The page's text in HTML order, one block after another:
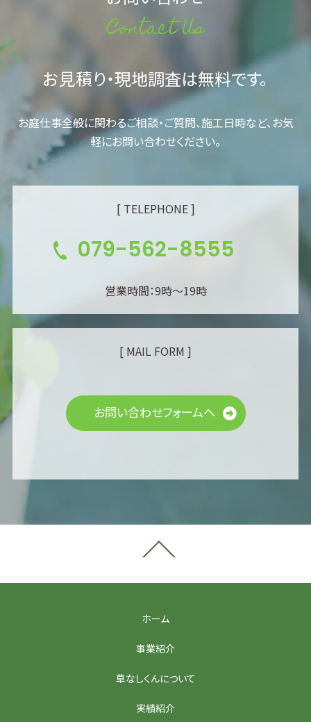
Contact Us
お見積り・現地調査は無料です。
お庭仕事全般に関わるご相談・ご質問、施工日時など、お気
軽にお問い合わせください。
[ TELEPHONE ]
079-562-8555
営業時間：9時～19時
[ MAIL FORM ]
お問い合わせフォームへ
ホーム
事業紹介
草なしくんについて
実績紹介